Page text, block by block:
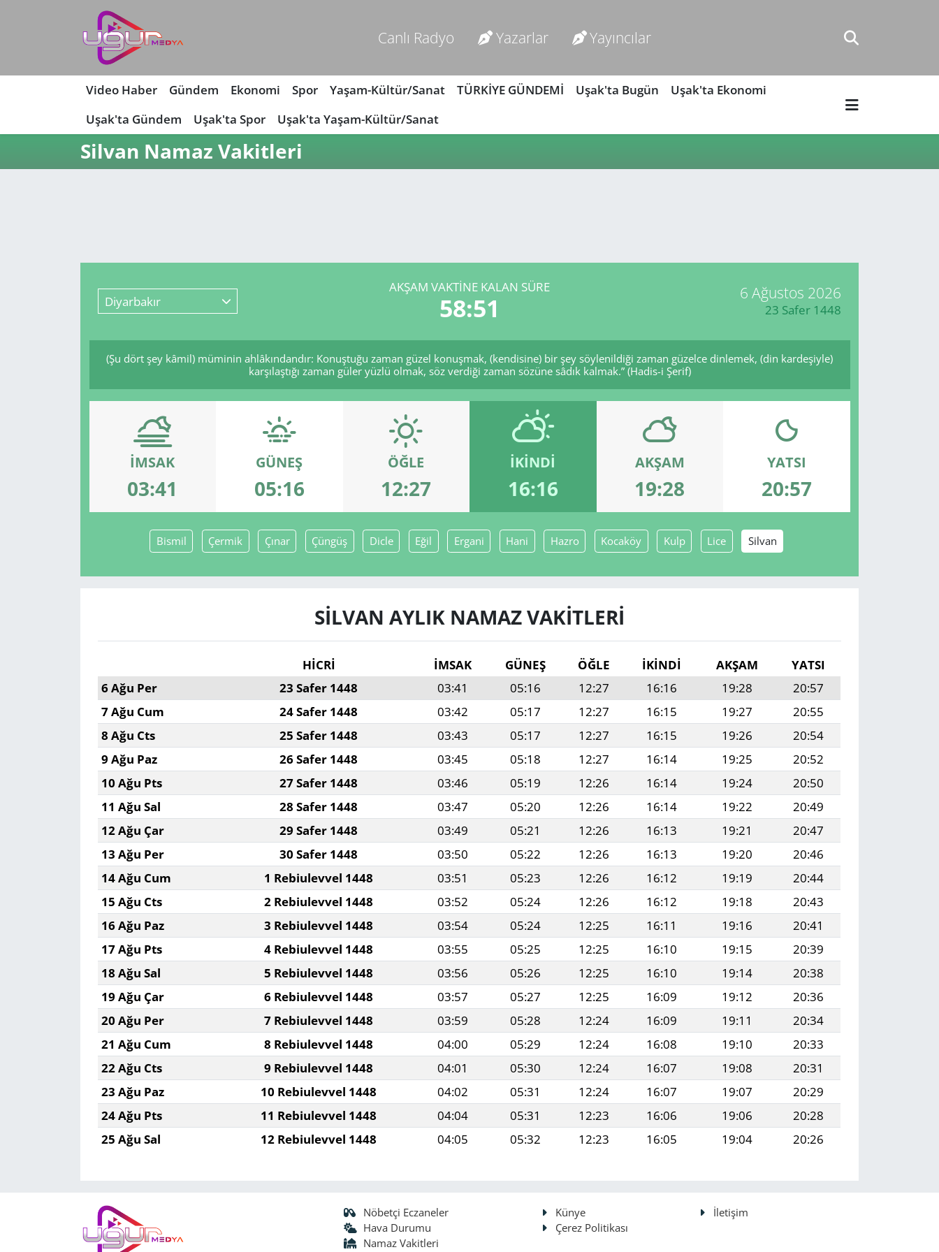
Canlı Radyo Yazarlar Yayıncılar
Video Haber Gündem Ekonomi Spor Yaşam-Kültür/Sanat TÜRKİYE GÜNDEMİ Uşak'ta Bugün
Uşak'ta Ekonomi
Uşak'ta Gündem
Uşak'ta Spor Uşak'ta Yaşam-Kültür/Sanat
Silvan Namaz Vakitleri
Diyarbakır
AKŞAM VAKTİNE KALAN SÜRE
58:51 6 Ağustos 2026
23 Safer 1448
(Şu dört şey kâmil) müminin ahlâkındandır: Konuştuğu zaman güzel konuşmak, (kendisine) bir şey söylenildiği zaman güzelce dinlemek, (din kardeşiyle)
karşılaştığı zaman güler yüzlü olmak, söz verdiği zaman sözüne sâdık kalmak.” (Hadis-i Şerif)
İMSAK
03:41
GÜNEŞ
05:16
ÖĞLE
12:27
İKINDI
16:16
AKŞAM
19:28
YATSI
20:57
Bismil Çermik Çınar Çüngüş Dicle Eğil Ergani Hani Hazro Kocaköy Kulp Lice Silvan
SILVAN AYLIK NAMAZ VAKITLERI
HİCRİ İMSAK GÜNEŞ ÖĞLE İKINDI AKŞAM
YATSI
6 Ağu Per
23 Safer 1448 03:41 05:16 12:27 16:16 19:28
20:57
7 Ağu Cum
24 Safer 1448 03:42 05:17 12:27 16:15 19:27
20:55
8 Ağu Cts
25 Safer 1448 03:43 05:17 12:27 16:15 19:26
20:54
9 Ağu Paz
26 Safer 1448 03:45 05:18 12:27 16:14 19:25
20:52
10 Ağu Pts
27 Safer 1448 03:46 05:19 12:26 16:14 19:24
20:50
11 Ağu Sal
28 Safer 1448 03:47 05:20 12:26 16:14 19:22
20:49
12 Ağu Çar
29 Safer 1448 03:49 05:21 12:26 16:13 19:21
20:47
13 Ağu Per
30 Safer 1448 03:50 05:22 12:26 16:13 19:20
20:46
14 Ağu Cum
1 Rebiulevvel 1448 03:51 05:23 12:26 16:12 19:19
20:44
15 Ağu Cts
2 Rebiulevvel 1448 03:52 05:24 12:26 16:12 19:18
20:43
16 Ağu Paz
3 Rebiulevvel 1448 03:54 05:24 12:25 16:11 19:16
20:41
17 Ağu Pts
4 Rebiulevvel 1448 03:55 05:25 12:25 16:10 19:15
20:39
18 Ağu Sal
5 Rebiulevvel 1448 03:56 05:26 12:25 16:10 19:14
20:38
19 Ağu Çar
6 Rebiulevvel 1448 03:57 05:27 12:25 16:09 19:12
20:36
20 Ağu Per
7 Rebiulevvel 1448 03:59 05:28 12:24 16:09 19:11
20:34
21 Ağu Cum
8 Rebiulevvel 1448 04:00 05:29 12:24 16:08 19:10
20:33
22 Ağu Cts
9 Rebiulevvel 1448 04:01 05:30 12:24 16:07 19:08
20:31
23 Ağu Paz
10 Rebiulevvel 1448 04:02 05:31 12:24 16:07 19:07
20:29
24 Ağu Pts
11 Rebiulevvel 1448 04:04 05:31 12:23 16:06 19:06
20:28
25 Ağu Sal
12 Rebiulevvel 1448 04:05 05:32 12:23 16:05 19:04 20:26
Nöbetçi Eczaneler
Hava Durumu
Namaz Vakitleri
Künye
İletişim
Çerez Politikası
Nöbetçi Eczaneler
Hava Durumu
Namaz Vakitleri
Trafik Durumu
Son Dakika Haberleri
Haber Arşivi